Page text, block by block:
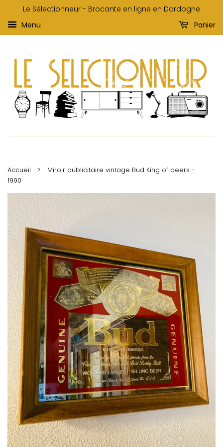
Le Sélectionneur - Brocante en ligne en Dordogne
Menu
Panier
Accueil ›
Miroir publicitaire vintage Bud King of beers -
1990